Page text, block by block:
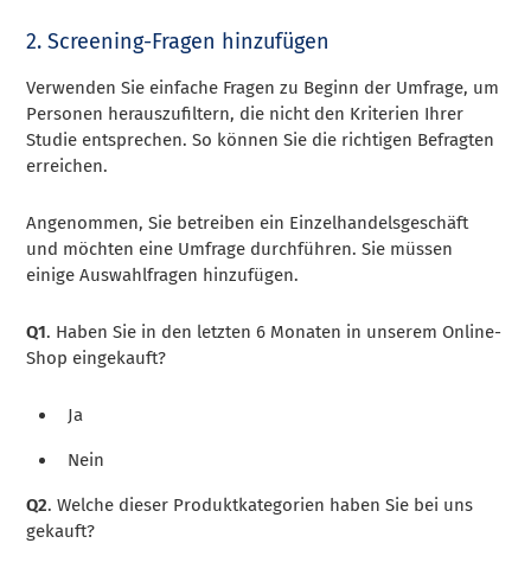
2. Screening-Fragen hinzufügen
Verwenden Sie einfache Fragen zu Beginn der Umfrage, um
Personen herauszufiltern, die nicht den Kriterien Ihrer
Studie entsprechen. So können Sie die richtigen Befragten
erreichen.
Angenommen, Sie betreiben ein Einzelhandelsgeschäft
und möchten eine Umfrage durchführen. Sie müssen
einige Auswahlfragen hinzufügen.
Q1. Haben Sie in den letzten 6 Monaten in unserem Online-
Shop eingekauft?
Ja
Nein
Q2. Welche dieser Produktkategorien haben Sie bei uns
gekauft?